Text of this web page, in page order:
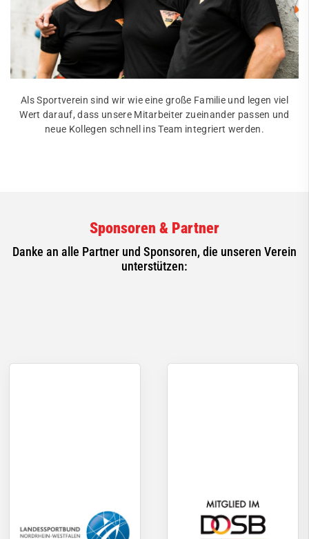
Als Sportverein sind wir wie eine große Familie und legen viel
Wert darauf, dass unsere Mitarbeiter zueinander passen und
neue Kollegen schnell ins Team integriert werden.
Sponsoren & Partner
Danke an alle Partner und Sponsoren, die unseren Verein
unterstützen: